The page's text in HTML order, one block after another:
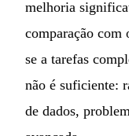
melhoria
comparação
se a tarefas
não é suficiente:
de dados,